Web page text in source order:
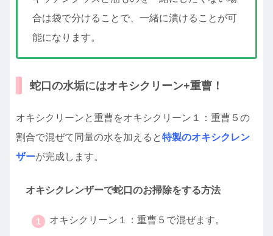
合は袋で分けることで、一緒に漬けることが可
能になります。
蛇口の水垢にはオキシクリーン+重曹！
オキシクリーンと重曹をオキシクリーン１：重曹５の
割合で混ぜて同量の水を加えると特製のオキシクレン
ザーが完成します。
オキシクレンザーで蛇口のお掃除をする方法
オキシクリーン１：重曹５で混ぜます。